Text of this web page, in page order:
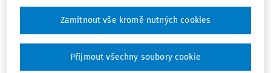
vládou Běloruské republiky o zamezení dvojího zdanění
a zabránění daňovému úniku v oboru daní z příjmu a z
Zamítnout vše kromě nutných cookies
Přijmout všechny soubory cookie